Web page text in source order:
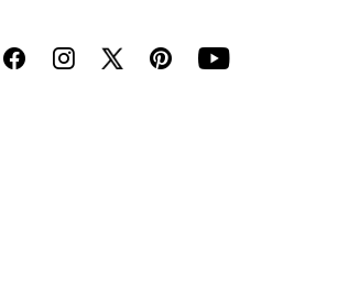
f i p y